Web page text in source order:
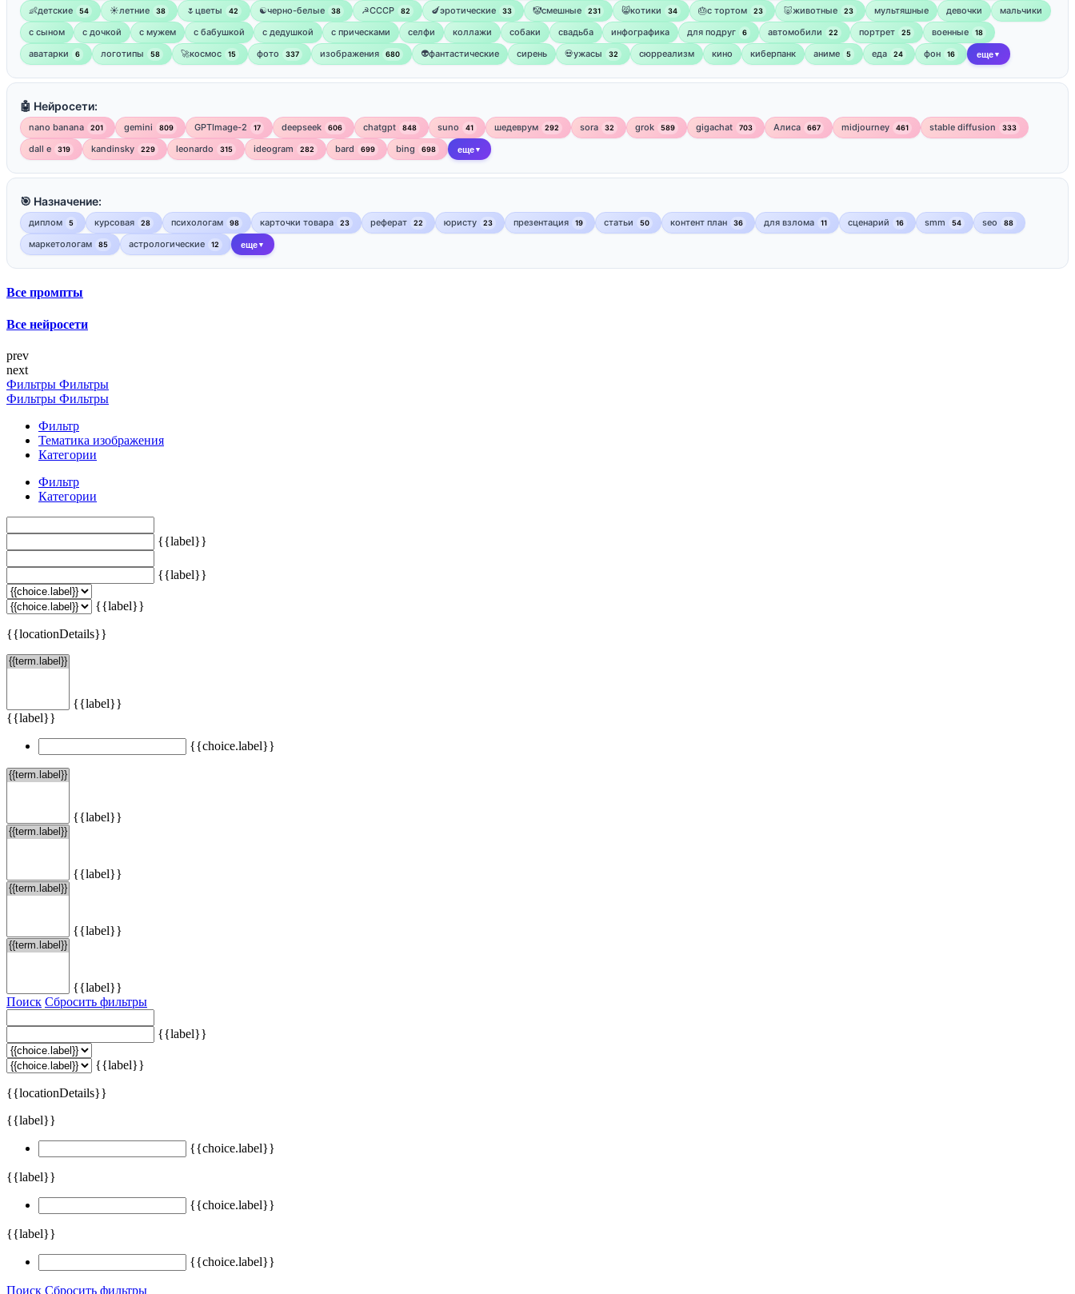
👶детские 54 ☀️летние 38 🌷цветы 42 ☯︎черно-белые 38 ☭СССР 82 🍆эротические 33 🤡смешные 231 😸котики 34 🎂с тортом 23 🐷животные 23 мультяшные девочки
мальчики
с сыном
с дочкой с мужем с бабушкой с дедушкой с прическами селфи коллажи собаки свадьба инфографика для подруг 6 автомобили 22 портрет 25 военные 18
аватарки 6 логотипы 58 🚀космос 15 фото 337 изображения 680 👽фантастические сирень 💀ужасы 32 сюрреализм кино киберпанк аниме 5 еда 24 фон 16 еще ▼
🤖 Нейросети:
nano banana 201 gemini 809 GPTImage-2 17 deepseek 606 chatgpt 848 suno 41 шедеврум 292 sora 32 grok 589 gigachat 703 Алиса 667 midjourney 461 stable diffusion 333
dall e 319 kandinsky 229 leonardo 315 ideogram 282 bard 699 bing 698 еще ▼
🎯 Назначение:
диплом 5 курсовая 28 психологам 98 карточки товара 23 реферат 22 юристу 23 презентация 19 статьи 50 контент план 36 для взлома 11 сценарий 16 smm 54 seo 88
маркетологам 85 астрологические 12 еще ▼
Все промпты
Все нейросети
prev
next
Фильтры Фильтры
Фильтры Фильтры
Фильтр
Тематика изображения
Категории
Фильтр
Категории
{{label}}
{{label}}
{{label}}
{{locationDetails}}
{{label}}
{{label}}
{{choice.label}}
{{label}}
{{label}}
{{label}}
{{label}}
Поиск Сбросить фильтры
{{label}}
{{label}}
{{locationDetails}}
{{label}}
{{choice.label}}
{{label}}
{{choice.label}}
{{label}}
{{choice.label}}
Поиск Сбросить фильтры